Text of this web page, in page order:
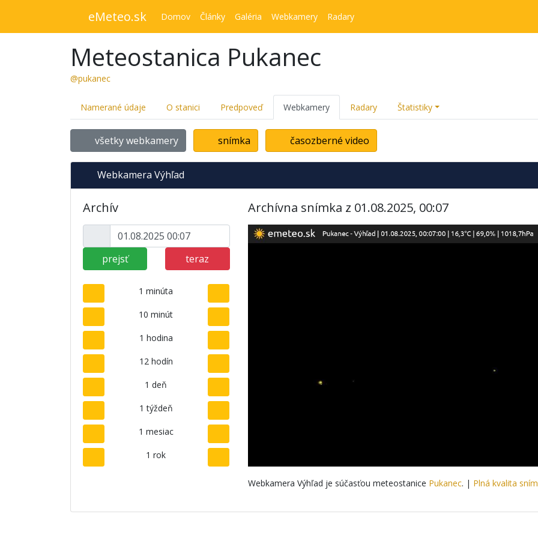
eMeteo.sk Domov Články Galéria Webkamery Radary
Meteostanica Pukanec
@pukanec
Namerané údaje O stanici Predpoveď Webkamery Radary Štatistiky
všetky webkamery snímka časozberné video
Webkamera Výhľad
Archív
prejsť teraz
1 minúta
10 minút
1 hodina
12 hodín
1 deň
1 týždeň
1 mesiac
1 rok
Archívna snímka z 01.08.2025, 00:07
Webkamera Výhľad je súčasťou meteostanice Pukanec. | Plná kvalita